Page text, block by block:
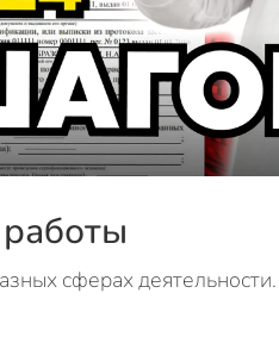
сферах